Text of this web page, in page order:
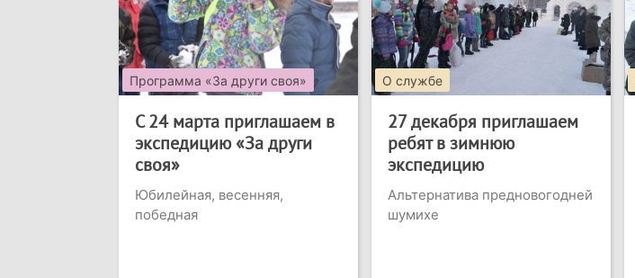
Программа «За други своя»
С 24 марта приглашаем в
экспедицию «За други
своя»
Юбилейная, весенняя,
победная
О службе
27 декабря приглашаем
ребят в зимнюю
экспедицию
Альтернатива предновогодней
шумихе